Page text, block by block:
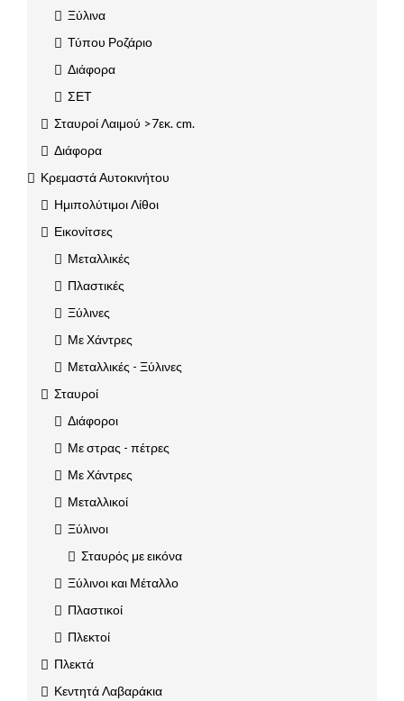
Ξύλινα
Τύπου Ροζάριο
Διάφορα
ΣΕΤ
Σταυροί Λαιμού >7εκ. cm.
Διάφορα
Κρεμαστά Αυτοκινήτου
Ημιπολύτιμοι Λίθοι
Εικονίτσες
Μεταλλικές
Πλαστικές
Ξύλινες
Με Χάντρες
Μεταλλικές - Ξύλινες
Σταυροί
Διάφοροι
Με στρας - πέτρες
Με Χάντρες
Μεταλλικοί
Ξύλινοι
Σταυρός με εικόνα
Ξύλινοι και Μέταλλο
Πλαστικοί
Πλεκτοί
Πλεκτά
Κεντητά Λαβαράκια